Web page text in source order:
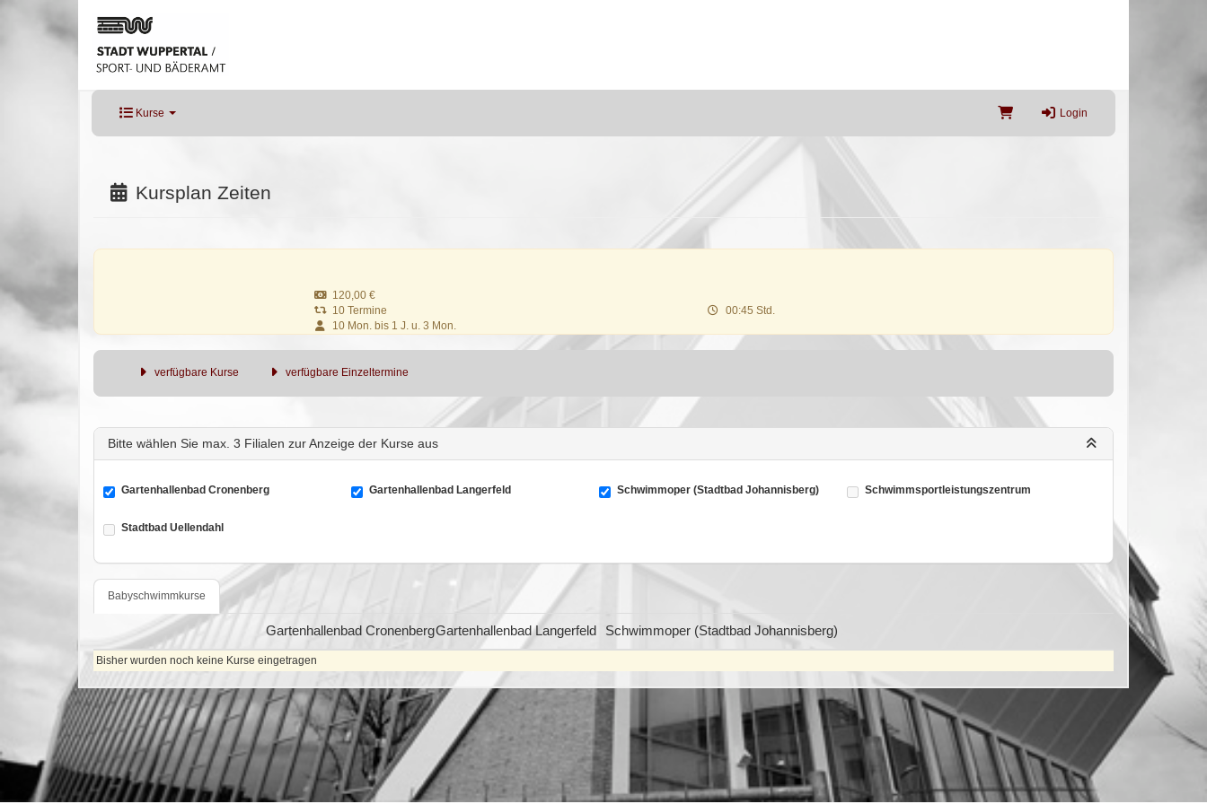
Kurse Login
Kursplan Zeiten
120,00 €
10 Termine
00:45 Std.
10 Mon. bis 1 J. u. 3 Mon.
verfügbare Kurse verfügbare Einzeltermine
Bitte wählen Sie max. 3 Filialen zur Anzeige der Kurse aus
Gartenhallenbad Cronenberg Gartenhallenbad Langerfeld Schwimmoper (Stadtbad Johannisberg) Schwimmsportleistungszentrum
Stadtbad Uellendahl
Babyschwimmkurse
Gartenhallenbad CronenbergGartenhallenbad Langerfeld Schwimmoper (Stadtbad Johannisberg)
Bisher wurden noch keine Kurse eingetragen